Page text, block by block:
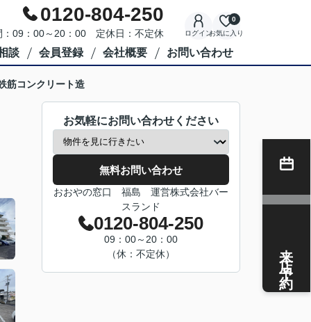
0120-804-250
：09：00～20：00 定休日：不定休 ログインお気に入り
0
談 会員登録 会社概要 お問い合わせ
コンクリート造
お気軽にお問い合わせください
無料お問い合わせ
おおやの窓口 福島 運営株式会社バー
スランド
0120-804-250
09：00～20：00
（休：不定休）
来店予約